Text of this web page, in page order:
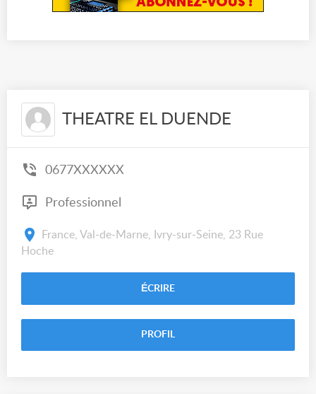
THEATRE EL DUENDE
0677XXXXXX
Professionnel
France, Val-de-Marne, Ivry-sur-Seine, 23 Rue
Hoche
ÉCRIRE
PROFIL